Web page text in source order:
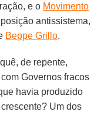
e o Movimento
antissistema,
Beppe Grillo.
de repente,
Governos fracos
havia produzido
Um dos